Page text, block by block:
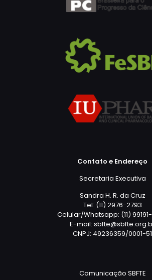
Contato e Endereço
Secretaria Executiva
Sandra H. R. da Cruz
Tel: (11) 2976-2793
Celular/Whatsapp: (11)
E-mail:
CNPJ: 49236359/0001-51
Comunicação SBFTE